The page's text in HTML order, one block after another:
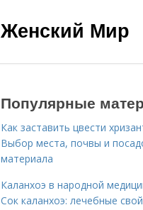
Женский Мир
Популярные
Как заставить цвести
Выбор места, почвы и
материала
Каланхоэ в народной
Сок каланхоэ: лечебные